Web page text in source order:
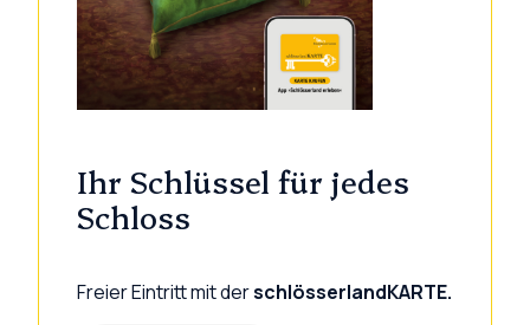
Ihr Schlüssel für jedes
Schloss
Freier Eintritt mit derschlösserlandKARTE.